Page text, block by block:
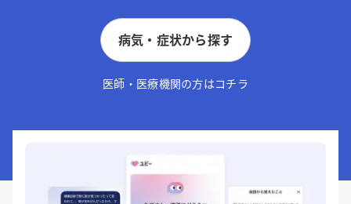
病気・症状から探す
医師・医療機関の方はコチラ